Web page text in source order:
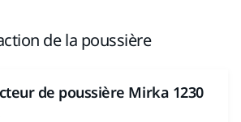
de la poussière
de poussière Mirka 1230